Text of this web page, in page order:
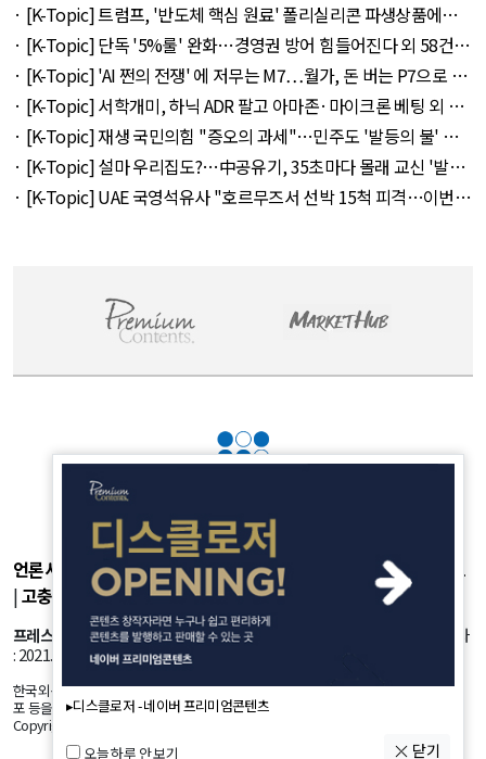
· [K-Topic] 트럼프, '반도체 핵심 원료' 폴리실리콘 파생상품에
15% 관세 외 27건 - August 7, 2026
· [K-Topic] 단독 '5%룰' 완화…경영권 방어 힘들어진다 외 58건 -
August 7, 2026
· [K-Topic] 'AI 쩐의 전쟁' 에 저무는 M7…월가, 돈 버는 P7으로 갈
아타나 외 30건 - August 8, 2026
· [K-Topic] 서학개미, 하닉 ADR 팔고 아마존·마이크론 베팅 외 45
건 - August 8, 2026
· [K-Topic] 재생 국민의힘 "증오의 과세"…민주도 '발등의 불' 외
53건 - August 7, 2026
· [K-Topic] 설마 우리집도?…中공유기, 35초마다 몰래 교신 '발칵'
외 48건 - August 7, 2026
· [K-Topic] UAE 국영석유사 "호르무즈서 선박 15척 피격…이번주
▸디스클로저 - 네이버 프리미엄콘텐츠
오늘 하루 안 보기 닫기
언론사소개 |개인정보취급방침|광고후원 부가서비스|기사제보
|고충처리 |청소년보호정책
프레스룸
: 서울시 강서구 공항대로 45길 25 등록번호: 서울 아53981 등록일자
: 2021.10.18 발행인: 정유란 편집인: 신한진
한국외신뉴스의 모든 콘텐츠(기사)는 저작권법의 보호를 받는바, 무단 전재, 복사, 배
포 등을 금합니다.
Copyright by K-NEWS. All Rights Reserved.